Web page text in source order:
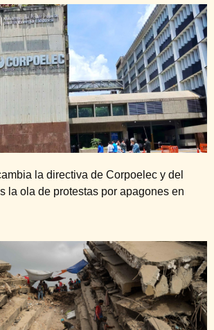
la directiva de Corpoelec y del
la ola de protestas por apagones en